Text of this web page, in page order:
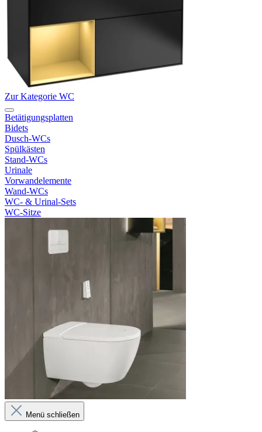
Zur Kategorie WC
Betätigungsplatten
Bidets
Dusch-WCs
Spülkästen
Stand-WCs
Urinale
Vorwandelemente
Wand-WCs
WC- & Urinal-Sets
WC-Sitze
Menü schließen